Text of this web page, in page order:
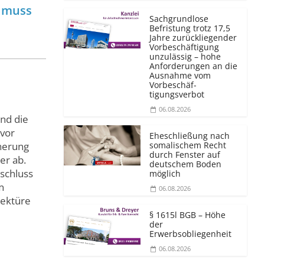
die
ab.
Sachgrundlose
Befristung trotz 17,5
Jahre zurückliegender
Vorbeschäftigung
unzulässig – hohe
Anforderungen an die
Ausnahme vom
Vorbeschäf­
tigungsverbot
06.08.2026
Eheschließung nach
somalischem Recht
durch Fenster auf
deutschem Boden
möglich
06.08.2026
§ 1615l BGB – Höhe
der
Erwerbsobliegenheit
06.08.2026